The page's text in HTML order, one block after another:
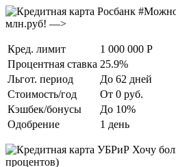
млн.руб! —>
Кред. лимит
1 000 000 Р
Процентная ставка 25.9%
Льгот. период
До 62 дней
Стоимость/год
От 0 руб.
Кэшбек/бонусы
До 10%
Одобрение
1 день